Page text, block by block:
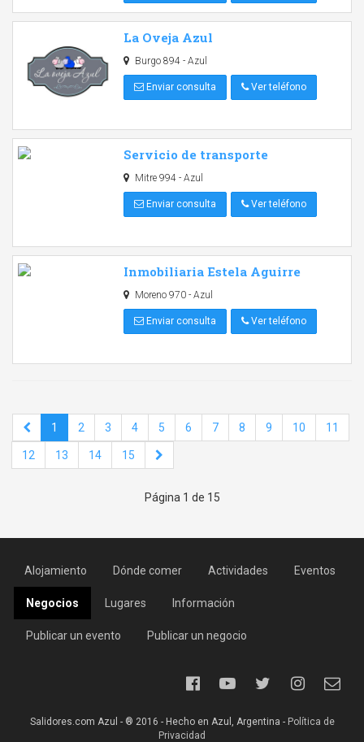
La Oveja Azul
Burgo 894 - Azul
Enviar consulta Ver teléfono
Servicio de transporte
Mitre 994 - Azul
Enviar consulta Ver teléfono
Inmobiliaria Estela Aguirre
Moreno 970 - Azul
Enviar consulta Ver teléfono
1 2 3 4 5 6 7 8 9 10 11
12 13 14 15
Página 1 de 15
Alojamiento Dónde comer Actividades Eventos
Negocios Lugares Información
Publicar un evento Publicar un negocio
Salidores.com Azul - ® 2016 - Hecho en Azul, Argentina - Política de
Privacidad